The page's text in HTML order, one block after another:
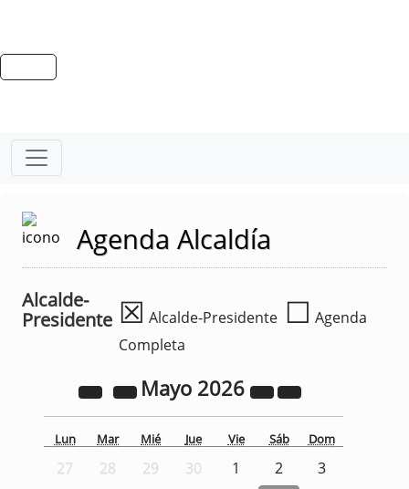
Agenda Alcaldía
Alcalde-
Presidente ☒ Alcalde-Presidente ☐ Agenda
Completa
Mayo 2026
Lun Mar Mié Jue Vie Sáb Dom
27 28 29 30 1 2
3